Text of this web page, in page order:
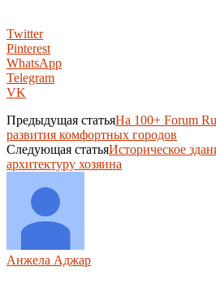
Twitter
Pinterest
WhatsApp
Telegram
VK
Предыдущая статьяНа 100+ Forum
развития комфортных городов
Следующая статьяИсторическое
архитектуру хозяина
Анжела Аджар